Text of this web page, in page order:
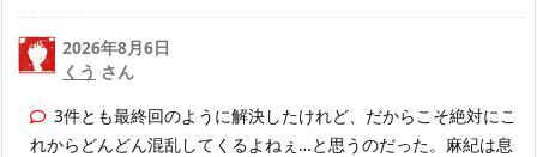
2026年8月6日
くう さん
3件とも最終回のように解決したけれど、だからこそ絶対にこ
れからどんどん混乱してくるよねぇ…と思うのだった。麻紀は息